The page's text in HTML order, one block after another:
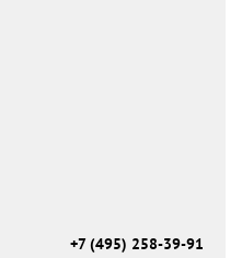
+7 (495) 258-39-91